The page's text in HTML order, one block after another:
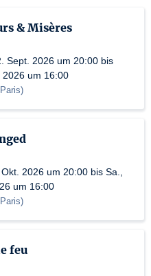
& Misères
Sept. 2026 um 20:00 bis
2026 um 16:00
Paris)
2026 um 20:00 bis Sa.,
um 16:00
Paris)
feu